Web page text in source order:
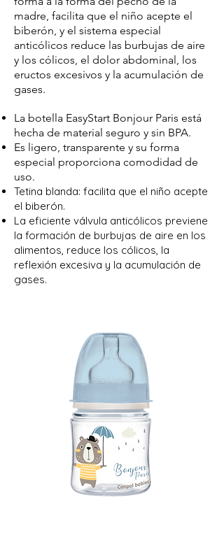
madre, facilita que el niño acepte el
biberón, y el sistema especial
anticólicos reduce las burbujas de aire
y los cólicos, el dolor abdominal, los
eructos excesivos y la acumulación de
gases.
La botella EasyStart Bonjour Paris está
hecha de material seguro y sin BPA.
Es ligero, transparente y su forma
especial proporciona comodidad de
uso.
Tetina blanda: facilita que el niño acepte
el biberón.
La eficiente válvula anticólicos previene
la formación de burbujas de aire en los
alimentos, reduce los cólicos, la
reflexión excesiva y la acumulación de
gases.